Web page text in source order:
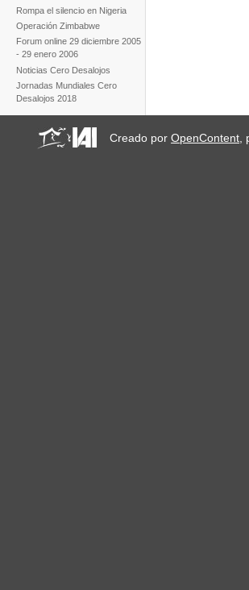
Rompa el silencio en Nigeria
Operación Zimbabwe
Forum online 29 diciembre 2005
- 29 enero 2006
Noticias Cero Desalojos
Jornadas Mundiales Cero
Desalojos 2018
Creado porOpenContent